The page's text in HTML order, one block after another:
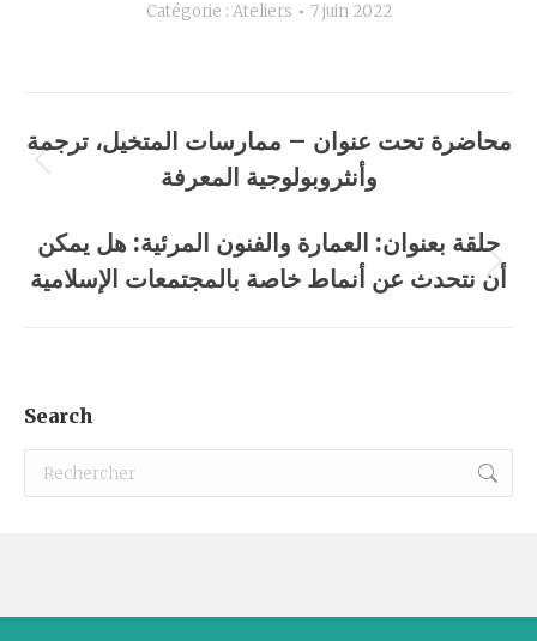
Catégorie : Ateliers 7 juin 2022
Navigation
album
Album
:
محاضرة تحت عنوان – ممارسات المتخيل، ترجمة
وأنثروبولوجية المعرفة
Album
حلقة بعنوان: العمارة والفنون المرئية: هل يمكن
أن نتحدث عن أنماط خاصة بالمجتمعات الإسلامية
Search
Recherche